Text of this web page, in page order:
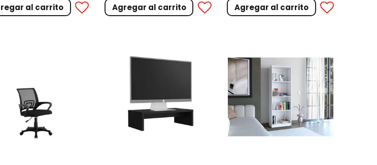
al carrito Agregar al carrito Agregar al carrito